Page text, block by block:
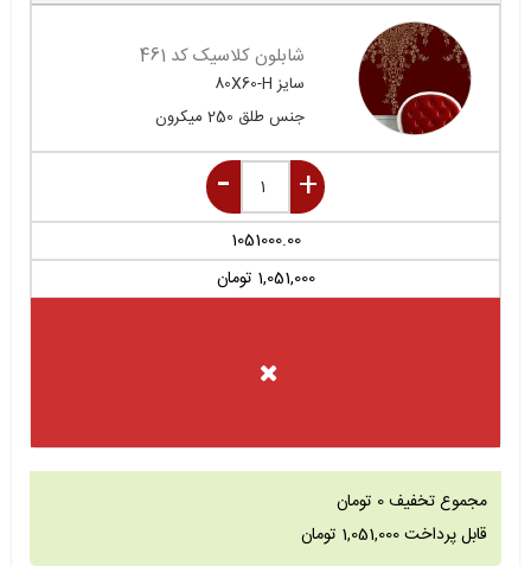
شابلون کلاسیک کد 461
سایز 80X60-H
جنسطلق 250 میکرون
1051000.00
1,051,000 تومان
مجموع تخفیف0 تومان
قابل پرداخت1,051,000 تومان